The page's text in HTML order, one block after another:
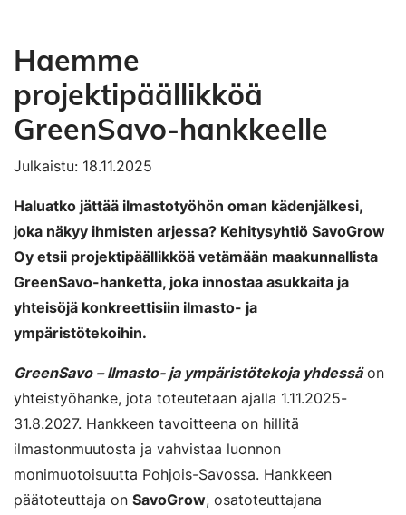
Haemme
projektipäällikköä
GreenSavo-hankkeelle
Julkaistu: 18.11.2025
Haluatko jättää ilmastotyöhön oman kädenjälkesi,
joka näkyy ihmisten arjessa? Kehitysyhtiö SavoGrow
Oy etsii projektipäällikköä vetämään maakunnallista
GreenSavo-hanketta, joka innostaa asukkaita ja
yhteisöjä konkreettisiin ilmasto- ja
ympäristötekoihin.
GreenSavo – Ilmasto- ja ympäristötekoja yhdessäon
yhteistyöhanke, jota toteutetaan ajalla 1.11.2025-
31.8.2027. Hankkeen tavoitteena on hillitä
ilmastonmuutosta ja vahvistaa luonnon
monimuotoisuutta Pohjois-Savossa. Hankkeen
päätoteuttaja on SavoGrow, osatoteuttajana